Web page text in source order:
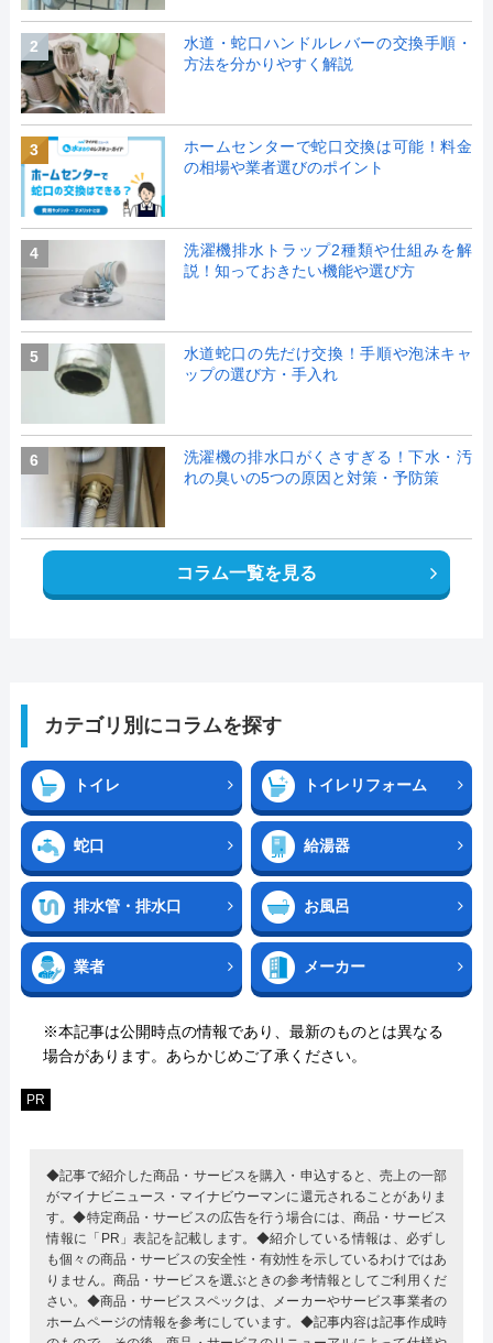
2
水道・蛇口ハンドルレバーの交換手順・
方法を分かりやすく解説
3
ホームセンターで蛇口交換は可能！料金
の相場や業者選びのポイント
4
洗濯機排水トラップ2種類や仕組みを解
説！知っておきたい機能や選び方
5
水道蛇口の先だけ交換！手順や泡沫キャ
ップの選び方・手入れ
6
洗濯機の排水口がくさすぎる！下水・汚
れの臭いの5つの原因と対策・予防策
コラム一覧を見る
カテゴリ別にコラムを探す
トイレ トイレリフォーム
蛇口 給湯器
排水管・排水口 お風呂
業者 メーカー
※本記事は公開時点の情報であり、最新のものとは異なる
場合があります。あらかじめご了承ください。
PR
◆記事で紹介した商品・サービスを購入・申込すると、売上の一部
がマイナビニュース・マイナビウーマンに還元されることがありま
す。◆特定商品・サービスの広告を行う場合には、商品・サービス
情報に「PR」表記を記載します。◆紹介している情報は、必ずし
も個々の商品・サービスの安全性・有効性を示しているわけではあ
りません。商品・サービスを選ぶときの参考情報としてご利用くだ
さい。◆商品・サービススペックは、メーカーやサービス事業者の
ホームページの情報を参考にしています。◆記事内容は記事作成時